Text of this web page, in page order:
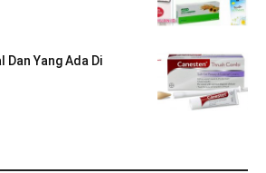
Dan Yang Ada Di